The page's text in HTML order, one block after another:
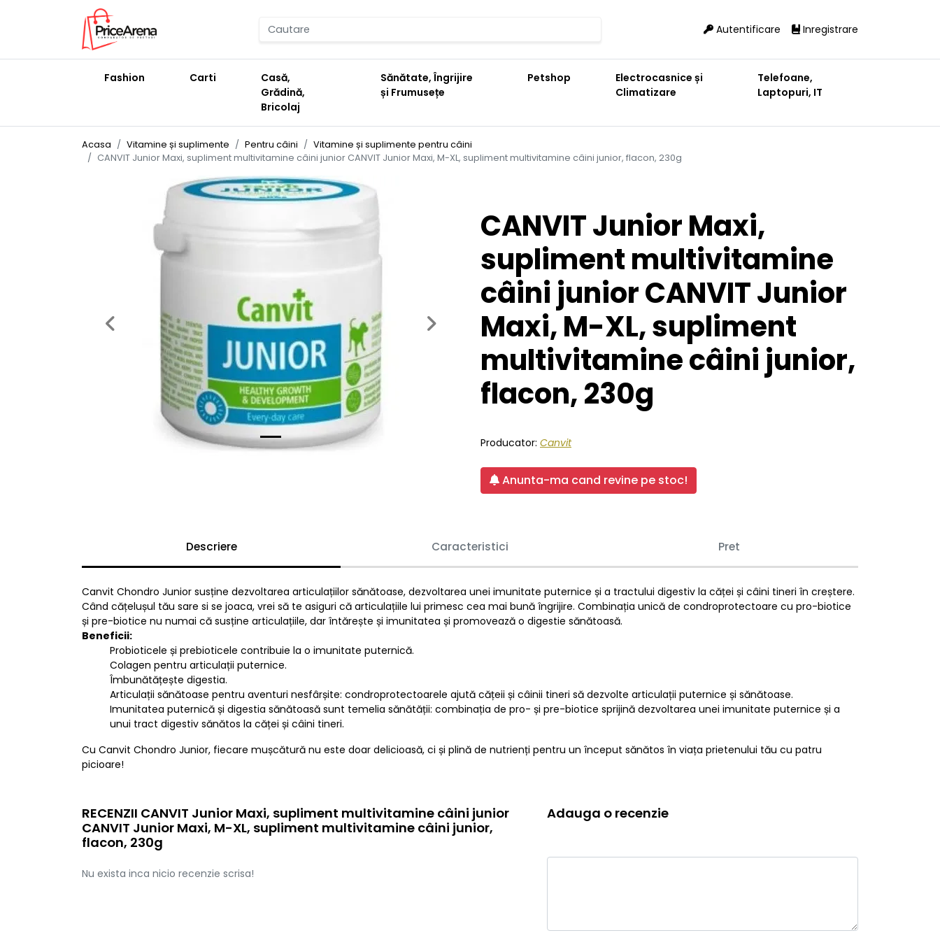
Autentificare Inregistrare
Fashion Carti
Casă,
Grădină,
Bricolaj
Sănătate, Îngrijire
și Frumusețe
Petshop
Electrocasnice și
Climatizare
Telefoane,
Laptopuri, IT
Acasa Vitamine și suplimente Pentru câini
Vitamine și suplimente pentru câini
CANVIT Junior Maxi, supliment multivitamine câini junior CANVIT Junior Maxi, M-XL, supliment multivitamine câini junior, flacon, 230g
Previous Next
CANVIT Junior Maxi,
supliment multivitamine
câini junior CANVIT Junior
Maxi, M-XL, supliment
multivitamine câini junior,
flacon, 230g
Producator: Canvit
Anunta-ma cand revine pe stoc!
Descriere Caracteristici Pret
Canvit Chondro Junior susține dezvoltarea articulațiilor sănătoase, dezvoltarea unei imunitate puternice și a tractului digestiv la căței și câini tineri în creștere.
Când cățelușul tău sare si se joaca, vrei să te asiguri că articulațiile lui primesc cea mai bună îngrijire. Combinația unică de condroprotectoare cu pro-biotice
și pre-biotice nu numai că susține articulațiile, dar întărește și imunitatea și promovează o digestie sănătoasă.
Beneficii:
Probioticele și prebioticele contribuie la o imunitate puternică.
Colagen pentru articulații puternice.
Îmbunătățește digestia.
Articulații sănătoase pentru aventuri nesfârșite: condroprotectoarele ajută cățeii și câinii tineri să dezvolte articulații puternice și sănătoase.
Imunitatea puternică și digestia sănătoasă sunt temelia sănătății: combinația de pro- și pre-biotice sprijină dezvoltarea unei imunitate puternice și a
unui tract digestiv sănătos la căței și câini tineri.
Cu Canvit Chondro Junior, fiecare mușcătură nu este doar delicioasă, ci și plină de nutrienți pentru un început sănătos în viața prietenului tău cu patru
picioare!
RECENZII CANVIT Junior Maxi, supliment multivitamine câini junior
CANVIT Junior Maxi, M-XL, supliment multivitamine câini junior,
flacon, 230g
Nu exista inca nicio recenzie scrisa!
Adauga o recenzie